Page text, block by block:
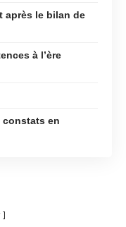
après le bilan de
à l’ère
constats en